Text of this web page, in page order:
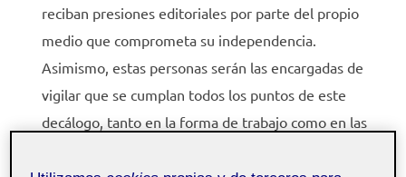
reciban presiones editoriales por parte del propio
medio que comprometa su independencia.
Asimismo, estas personas serán las encargadas de
vigilar que se cumplan todos los puntos de este
decálogo, tanto en la forma de trabajo como en las